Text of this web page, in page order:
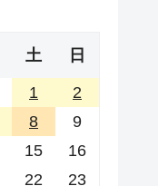
土 日
1
2
8
9
15
16
22
23